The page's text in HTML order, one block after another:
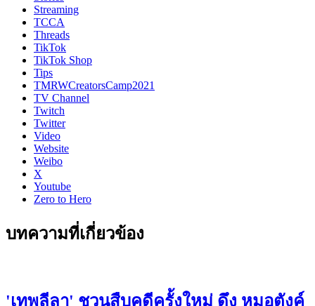
Streaming
TCCA
Threads
TikTok
TikTok Shop
Tips
TMRWCreatorsCamp2021
TV Channel
Twitch
Twitter
Video
Website
Weibo
X
Youtube
Zero to Hero
บทความที่เกี่ยวข้อง
'เทพลีลา' ชวนสืบคดีครั้งใหม่ ดึง หมอตังค์